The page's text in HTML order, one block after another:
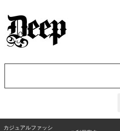
カジュアルファッシ